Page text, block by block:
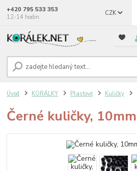
CZK
+420 795 533 353
12-14 hodin
Úvod KORÁLKY Plastové Kuličky
Černé kuličky,